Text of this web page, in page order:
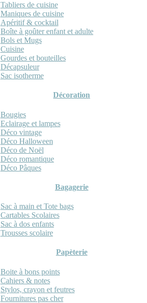
Tabliers de cuisine
Maniques de cuisine
Apéritif & cocktail
Boîte à goûter enfant et adulte
Bols et Mugs
Cuisine
Gourdes et bouteilles
Décapsuleur
Sac isotherme
Décoration
Bougies
Eclairage et lampes
Déco vintage
Déco Halloween
Déco de Noël
Déco romantique
Déco Pâques
Bagagerie
Sac à main et Tote bags
Cartables Scolaires
Sac à dos enfants
Trousses scolaire
Papèterie
Boite à bons points
Cahiers & notes
Stylos, crayon et feutres
Fournitures pas cher